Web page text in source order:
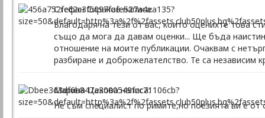
Стефан Сираков написа:
Благодаря на тези от вас, които оценихте това
също да мога да давам оценки... Ще бъда
отношение на моите публикации. Очаквам с
разбиране и доброжелателство. Те са независим
Марина Цекова написа:
Не съм специалист по римите,но поезията ви е